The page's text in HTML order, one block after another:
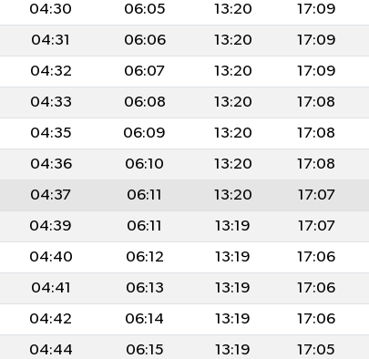
04:30 06:05 13:20 17:09
04:31 06:06 13:20 17:09
04:32 06:07 13:20 17:09
04:33 06:08 13:20 17:08
04:35 06:09 13:20 17:08
04:36 06:10 13:20 17:08
04:37 06:11 13:20 17:07
04:39 06:11 13:19 17:07
04:40 06:12 13:19 17:06
04:41 06:13 13:19 17:06
04:42 06:14 13:19 17:06
04:44 06:15 13:19 17:05